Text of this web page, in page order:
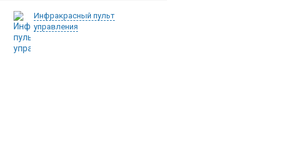
Инфракрасный пульт
управления